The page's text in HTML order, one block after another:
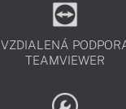
VZDIALENÁ
TEAMVIEWER